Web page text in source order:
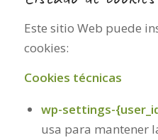
Este sitio Web puede
cookies:
Cookies técnicas
wp-settings-
usa para mantener